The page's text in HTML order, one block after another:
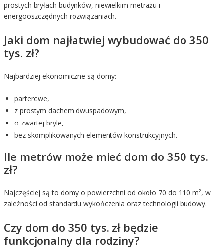
prostych bryłach budynków, niewielkim metrażu i
energooszczędnych rozwiązaniach.
Jaki dom najłatwiej wybudować do 350
tys. zł?
Najbardziej ekonomiczne są domy:
parterowe,
z prostym dachem dwuspadowym,
o zwartej bryle,
bez skomplikowanych elementów konstrukcyjnych.
Ile metrów może mieć dom do 350 tys.
zł?
Najczęściej są to domy o powierzchni od około 70 do 110 m², w
zależności od standardu wykończenia oraz technologii budowy.
Czy dom do 350 tys. zł będzie
funkcjonalny dla rodziny?